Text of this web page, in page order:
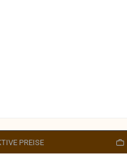
PREISE